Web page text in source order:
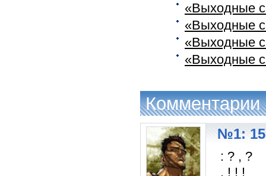
«Выходные
«Выходные
«Выходные
«Выходные
Комментарии
№1: 15
: ? , ?
, ! ! !